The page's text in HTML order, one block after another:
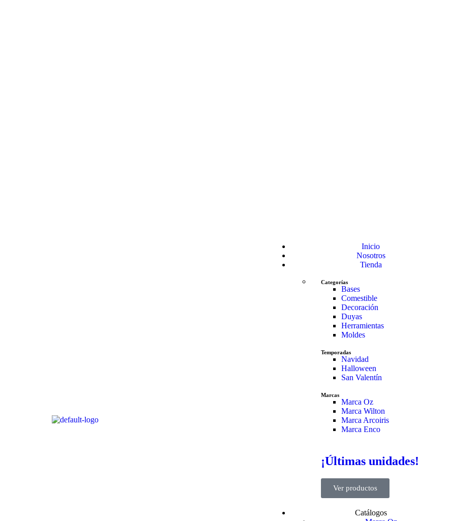
Inicio
Nosotros
Tienda
Categorías
Bases
Comestible
Decoración
Duyas
Herramientas
Moldes
Temporadas
Navidad
Halloween
San Valentín
Marcas
Marca Oz
Marca Wilton
Marca Arcoiris
Marca Enco
¡Últimas unidades!
Ver productos
Catálogos